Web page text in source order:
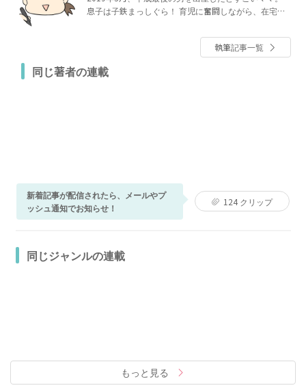
息子は子鉄まっしぐら！ 育児に奮闘しながら、在宅で
執筆記事一覧
同じ著者の連載
新着記事が配信されたら、メールやプ
ッシュ通知でお知らせ！
124 クリップ
同じジャンルの連載
もっと見る